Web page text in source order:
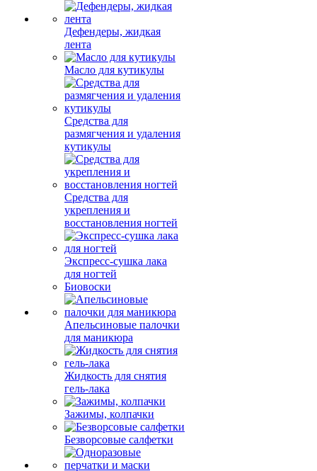
Дефендеры, жидкая
лента
Масло для кутикулы
Средства для
размягчения и удаления
кутикулы
Средства для
укрепления и
восстановления ногтей
Экспресс-сушка лака
для ногтей
Биовоски
Апельсиновые палочки
для маникюра
Жидкость для снятия
гель-лака
Зажимы, колпачки
Безворсовые салфетки